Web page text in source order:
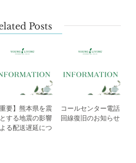
Posts
重要】熊本県を震
する地震の影響
る配送遅延につ
コールセンター電話
回線復旧のお知らせ